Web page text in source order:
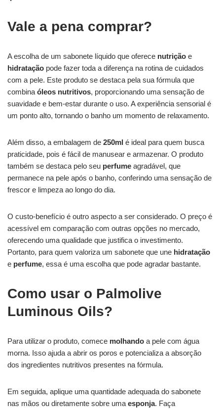
Vale a pena comprar?
A escolha de um sabonete líquido que oferece nutrição e
hidratação pode fazer toda a diferença na rotina de cuidados
com a pele. Este produto se destaca pela sua fórmula que
combina óleos nutritivos, proporcionando uma sensação de
suavidade e bem-estar durante o uso. A experiência sensorial é
um ponto alto, tornando o banho um momento de relaxamento.
Além disso, a embalagem de 250ml é ideal para quem busca
praticidade, pois é fácil de manusear e armazenar. O produto
também se destaca pelo seu perfume agradável, que
permanece na pele após o banho, conferindo uma sensação de
frescor e limpeza ao longo do dia.
O custo-benefício é outro aspecto a ser considerado. O preço é
acessível em comparação com outras opções no mercado,
oferecendo uma qualidade que justifica o investimento.
Portanto, para quem valoriza um sabonete que une hidratação
e perfume, essa é uma escolha que pode agradar bastante.
Como usar o Palmolive
Luminous Oils?
Para utilizar o produto, comece molhando a pele com água
morna. Isso ajuda a abrir os poros e potencializa a absorção
dos ingredientes nutritivos presentes na fórmula.
Em seguida, aplique uma quantidade adequada do sabonete
nas mãos ou diretamente sobre uma esponja. Faça